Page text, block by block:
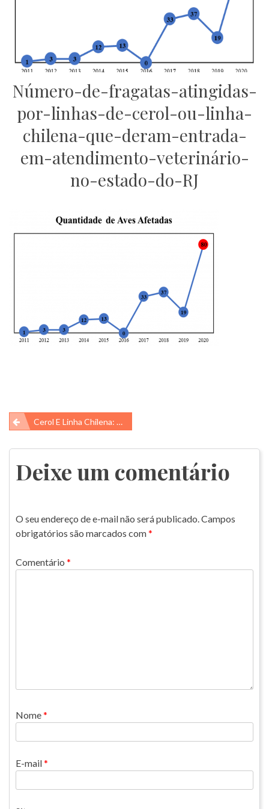
Número-de-fragatas-atingidas-
por-linhas-de-cerol-ou-linha-
chilena-que-deram-entrada-
em-atendimento-veterinário-
no-estado-do-RJ
Navegação
de
Post
Cerol E Linha Chilena: Uma Ameaça Às Aves Marinhas
Deixe um comentário
O seu endereço de e-mail não será publicado.Campos
obrigatórios são marcados com*
Comentário *
Nome*
E-mail*